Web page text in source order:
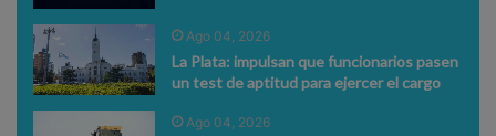
Ago 04, 2026
La Plata: impulsan que funcionarios pasen
un test de aptitud para ejercer el cargo
Ago 04, 2026